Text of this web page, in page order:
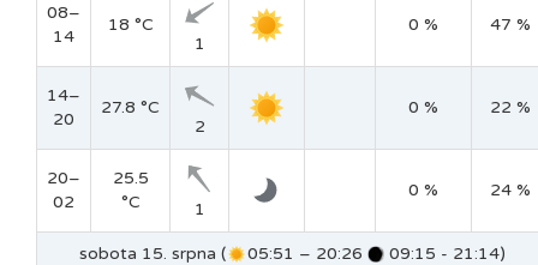
08–
14
18 °C
1
0 % 47 %
14–
20
27.8 °C
2
0 % 22 %
20–
02
25.5
°C
1
0 % 24 %
sobota 15. srpna ( 05:51 – 20:26 09:15 - 21:14)